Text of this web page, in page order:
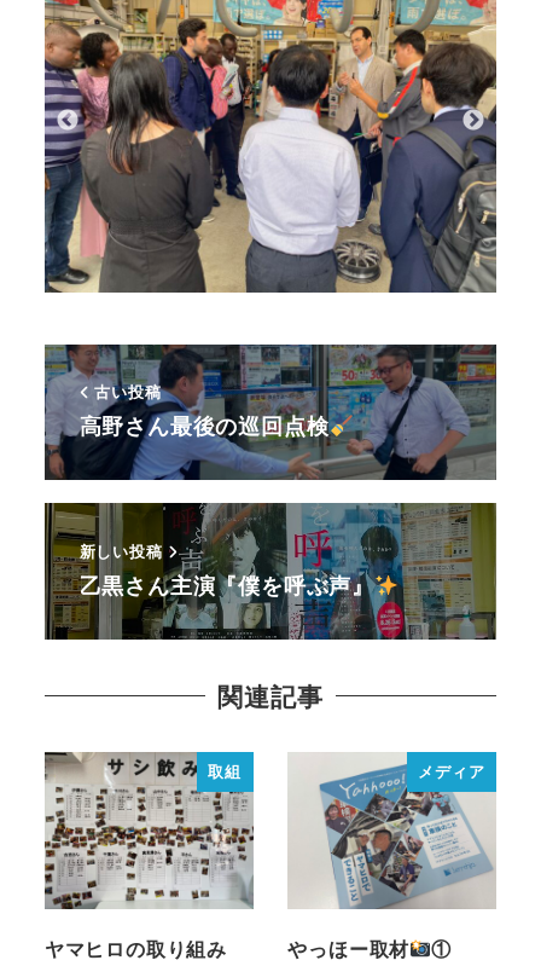
古い投稿
高野さん最後の巡回点検
新しい投稿
乙黒さん主演『僕を呼ぶ声』
関連記事
取組
ヤマヒロの取り組み
メディア
やっほー取材 ①